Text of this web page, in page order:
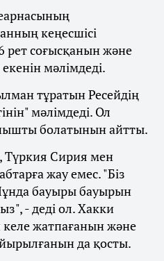
кеңесшісі
рет соғысқанын және
мәлімдеді.
тұратын Ресейдің
мәлімдеді. Ол
болатынын айтты.
Түркия Сирия мен
жау емес. "Біз
бауыры бауырын
- деді ол. Хакки
жатпағанын және
да қосты.